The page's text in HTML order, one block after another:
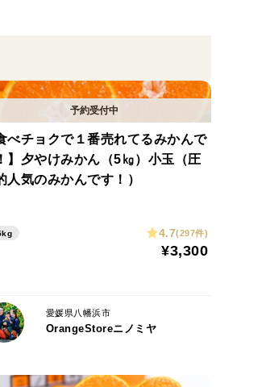
のバランスのとれたジューシーな
付きます。
、生ものですので少しの傷からで
ます。
べチョクで１番売れてるみかんで
】夕やけみかん（5㎏）小玉（圧
人気のみかんです！）
4.7(297件)
¥3,300
愛媛県八幡浜市
OrangeStoreニノミヤ